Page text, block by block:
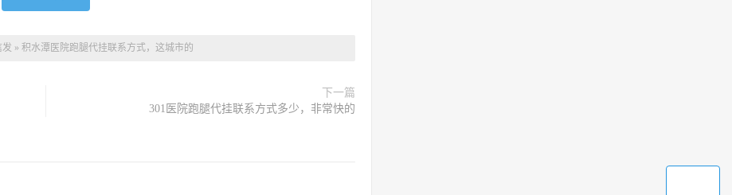
发 » 积水潭医院跑腿代挂联系方式，这城市的
下一篇
301医院跑腿代挂联系方式多少，非常快的